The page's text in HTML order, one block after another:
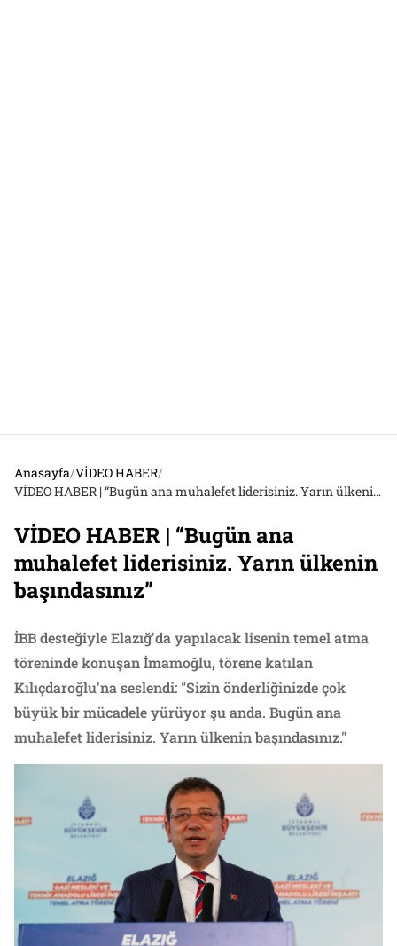
Anasayfa/VİDEO HABER/
VİDEO HABER | “Bugün ana muhalefet liderisiniz. Yarın ülkenin başındasınız”
VİDEO HABER | “Bugün ana
muhalefet liderisiniz. Yarın ülkenin
başındasınız”
İBB desteğiyle Elazığ'da yapılacak lisenin temel atma
töreninde konuşan İmamoğlu, törene katılan
Kılıçdaroğlu'na seslendi: "Sizin önderliğinizde çok
büyük bir mücadele yürüyor şu anda. Bugün ana
muhalefet liderisiniz. Yarın ülkenin başındasınız."